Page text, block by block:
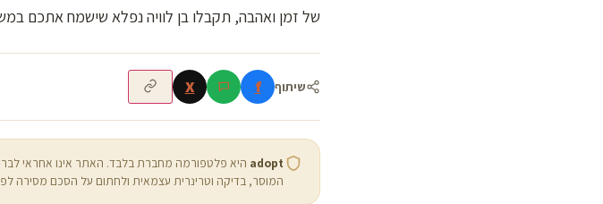
של זמן ואהבה, תקבלו בן לוויה נפלא שישמח אתכם
שיתוף f
X
adopt היא פלטפורמה מחברת בלבד. האתר אינו אחראי
המוסר, בדיקה וטרינרית עצמאית ולחתום על הסכם מסירה